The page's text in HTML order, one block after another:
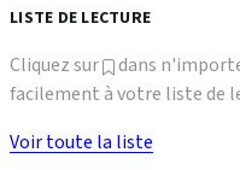
LISTE DE LECTURE
Cliquez sur
dans
facilement à votre liste de
Voir toute la liste